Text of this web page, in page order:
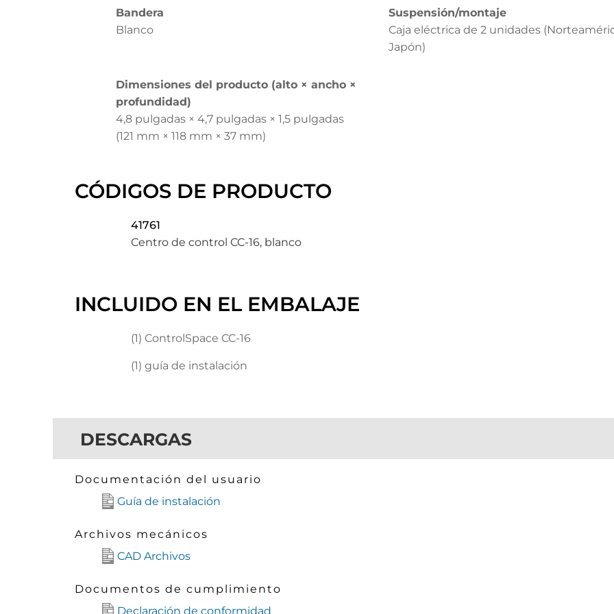
Bandera
Blanco
Suspensión/montaje
Caja eléctrica de 2 unidades
Japón)
Dimensiones del producto (alto × ancho ×
profundidad)
4,8 pulgadas × 4,7 pulgadas × 1,5 pulgadas
(121 mm × 118 mm × 37 mm)
CÓDIGOS DE PRODUCTO
41761
Centro de control CC-16, blanco
INCLUIDO EN EL EMBALAJE
(1) ControlSpace CC-16
(1) guía de instalación
DESCARGAS
Documentación del usuario
Guía de instalación
Archivos mecánicos
CAD Archivos
Documentos de cumplimiento
Declaración de conformidad